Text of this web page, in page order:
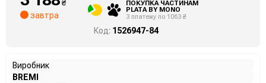
₴
завтра
ПОКУПКА ЧАСТИНАМ
PLATA BY MONO
3 платежу по 1063 ₴
Код: 1526947-84
Виробник
BREMI